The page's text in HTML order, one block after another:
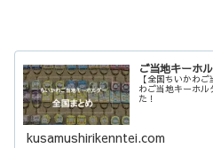
ご当地キーホ
【全国ちいかわ
わご当地キーホル
た！
kusamushirikenntei.com